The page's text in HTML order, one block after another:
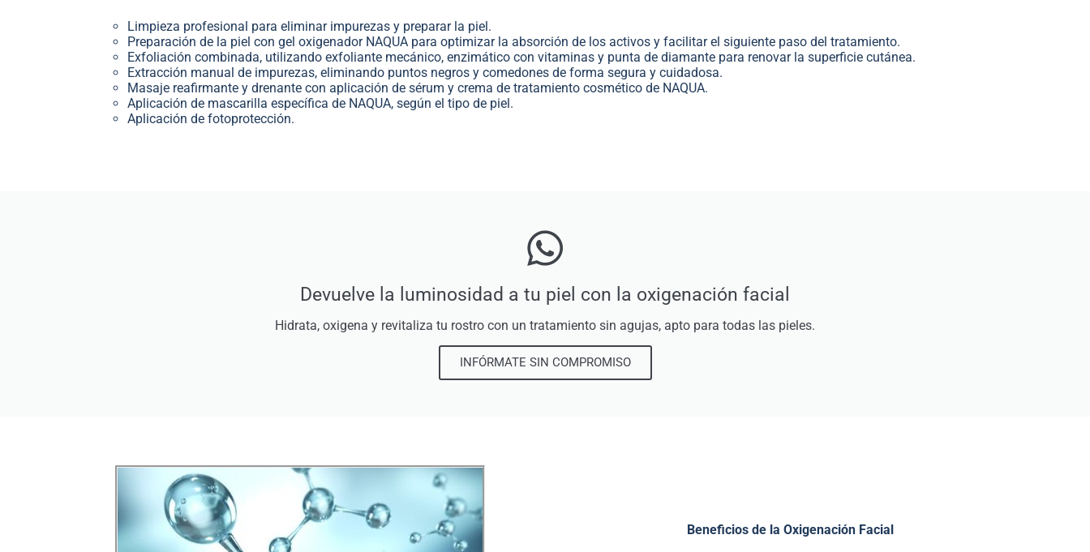
Limpieza profesional para eliminar impurezas y preparar la piel.
Preparación de la piel con gel oxigenador NAQUA para optimizar la absorción de los activos y facilitar el siguiente paso del tratamiento.
Exfoliación combinada, utilizando exfoliante mecánico, enzimático con vitaminas y punta de diamante para renovar la superficie cutánea.
Extracción manual de impurezas, eliminando puntos negros y comedones de forma segura y cuidadosa.
Masaje reafirmante y drenante con aplicación de sérum y crema de tratamiento cosmético de NAQUA.
Aplicación de mascarilla específica de NAQUA, según el tipo de piel.
Aplicación de fotoprotección.
Devuelve la luminosidad a tu piel con la oxigenación facial
Hidrata, oxigena y revitaliza tu rostro con un tratamiento sin agujas, apto para todas las pieles.
INFÓRMATE SIN COMPROMISO
Beneficios de la Oxigenación Facial